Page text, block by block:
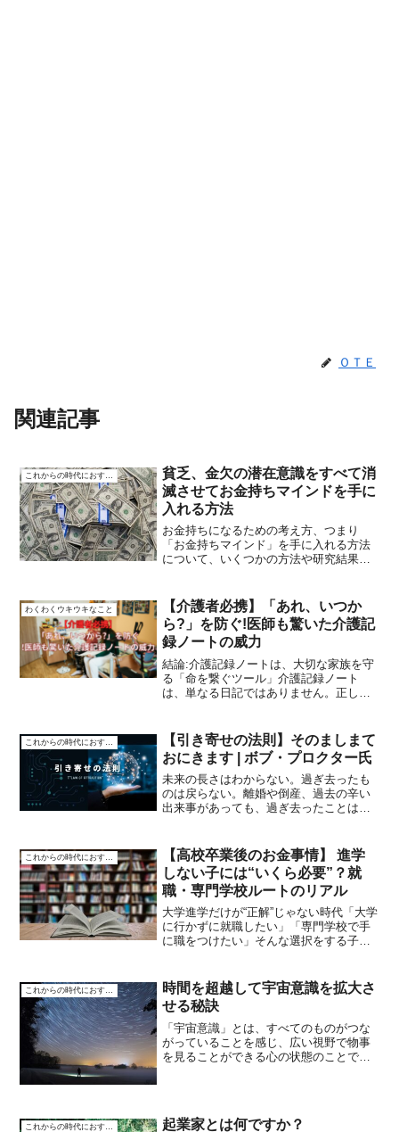
ＯＴＥ
関連記事
これからの時代におすすめ
貧乏、金欠の潜在意識をすべて消
滅させてお金持ちマインドを手に
入れる方法
お金持ちになるための考え方、つまり
「お金持ちマインド」を手に入れる方法
について、いくつかの方法や研究結果を
変えることが重要です。これには、潜在
意識（自分で気づかない深い部...
わくわくウキウキなこと
【介護者必携】「あれ、いつか
ら?」を防ぐ!医師も驚いた介護記
録ノートの威力
結論:介護記録ノートは、大切な家族を守
る「命を繋ぐツール」介護記録ノート
は、単なる日記ではありません。正しく
られる 体調変化の早期発見:小さな異変に
気づき、重症化を...
【引き寄せの法則】そのましまて
おにきます | ボブ・プロクター氏
未来の長さはわからない。過ぎ去ったも
のは戻らない。離婚や倒産、過去の辛い
出来事があっても、過ぎ去ったことは変
放す】 過去を振り返ることは未来を同じ
くする。 過去の出来事...
これからの時代におすすめ
【高校卒業後のお金事情】 進学
しない子には“いくら必要”？就
職・専門学校ルートのリアル
大学進学だけが“正解”じゃない時代「大学
に行かずに就職したい」「専門学校で手
に職をつけたい」そんな選択をする子ど
記事では、高卒後の進路ごとのお金事情
をリアルに解説し...
これからの時代におすすめ
時間を超越して宇宙意識を拡大さ
せる秘訣
「宇宙意識」とは、すべてのものがつな
がっていることを感じ、広い視野で物事
を見ることができる心の状態のことで
から物事を見ることです。こ...
起業家とは何ですか？